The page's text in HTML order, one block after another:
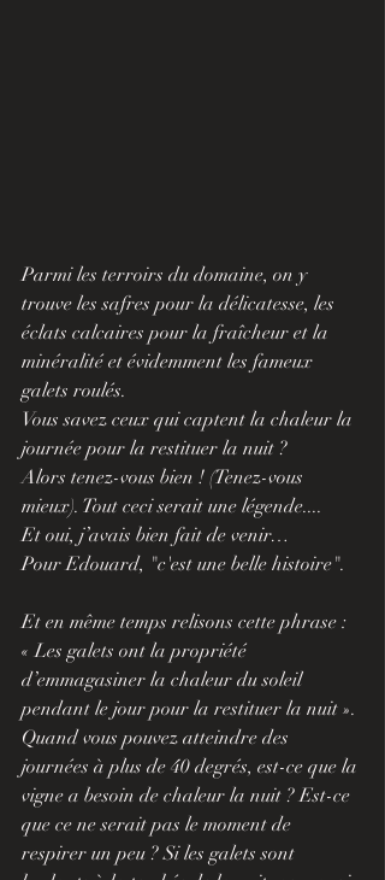
Parmi les terroirs du domaine, on y
trouve les safres pour la délicatesse, les
éclats calcaires pour la fraîcheur et la
minéralité et évidemment les fameux
galets roulés.
Vous savez ceux qui captent la chaleur la
journée pour la restituer la nuit ?
Alors tenez-vous bien ! (Tenez-vous
mieux). Tout ceci serait une légende....
Et oui, j’avais bien fait de venir…
Pour Edouard, "c'est une belle histoire".
Et en même temps relisons cette phrase :
« Les galets ont la propriété
d’emmagasiner la chaleur du soleil
pendant le jour pour la restituer la nuit ».
Quand vous pouvez atteindre des
journées à plus de 40 degrés, est-ce que la
vigne a besoin de chaleur la nuit ? Est-ce
que ce ne serait pas le moment de
respirer un peu ? Si les galets sont